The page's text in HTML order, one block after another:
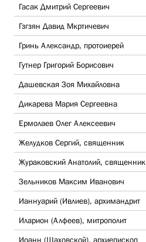
Гасак Дмитрий Сергеевич
Гзгзян Давид Мкртичевич
Гринь Александр, протоиерей
Гутнер Григорий Борисович
Дашевская Зоя Михайловна
Дикарева Мария Сергеевна
Ермолаев Олег Алексеевич
Желудков Сергий, священник
Жураковский Анатолий, священник
Зельников Максим Иванович
Ианнуарий (Ивлиев), архимандрит
Иларион (Алфеев), митрополит
Иоанн (Шаховской), архиепископ